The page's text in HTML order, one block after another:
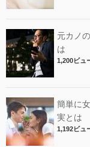
元カノ
は
1,200ビュ
簡単に
実とは
1,192ビュ